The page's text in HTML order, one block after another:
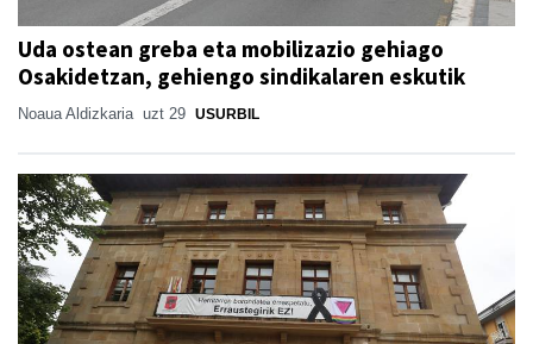
Uda ostean greba eta mobilizazio gehiago
Osakidetzan, gehiengo sindikalaren eskutik
Noaua Aldizkaria uzt 29 USURBIL